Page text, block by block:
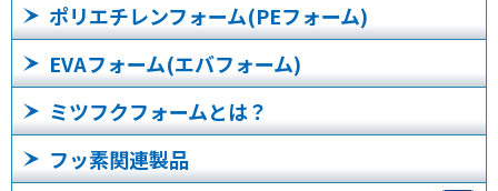
ポリエチレンフォーム(PEフォーム)
EVAフォーム(エバフォーム)
ミツフクフォームとは？
フッ素関連製品